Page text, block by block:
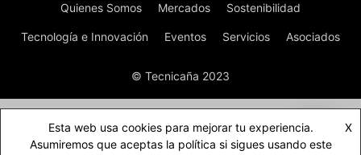
Quienes Somos Mercados Sostenibilidad
Tecnología e Innovación Eventos Servicios Asociados
© Tecnicaña 2023
Esta web usa cookies para mejorar tu experiencia.
Asumiremos que aceptas la política si sigues usando este
X